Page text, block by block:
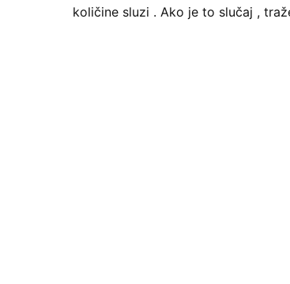
količine sluzi . Ako je to slučaj ,